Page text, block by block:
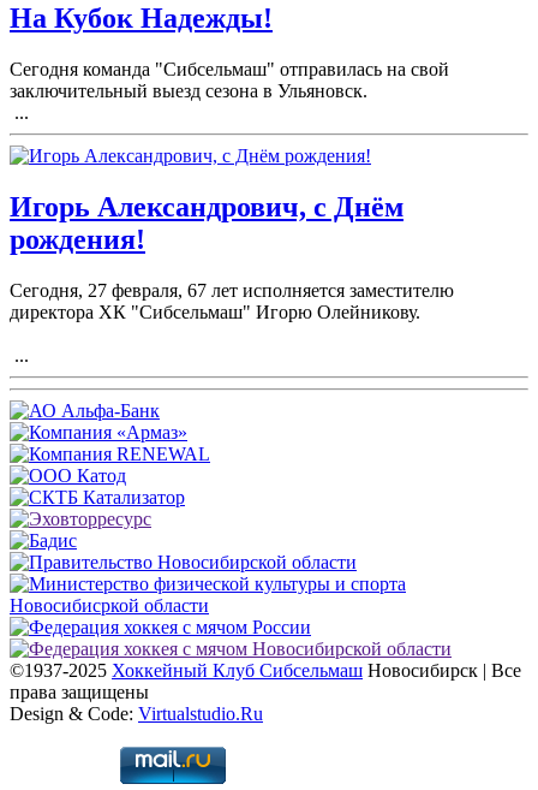
На Кубок Надежды!
Сегодня команда "Сибсельмаш" отправилась на свой
заключительный выезд сезона в Ульяновск.
...
Игорь Александрович, с Днём
рождения!
Сегодня, 27 февраля, 67 лет исполняется заместителю
директора ХК "Сибсельмаш" Игорю Олейникову.
...
©1937-2025 Хоккейный Клуб Сибсельмаш Новосибирск | Все
права защищены
Design & Code: Virtualstudio.Ru